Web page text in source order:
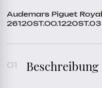
Audemars Piguet
26120ST.OO.1220ST.03
Beschreibung